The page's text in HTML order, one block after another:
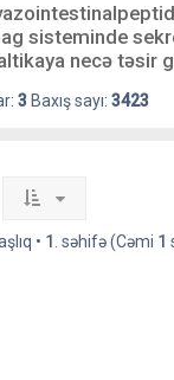
sisteminde
necə təsir
3 Baxış sayı: 3423
• 1 . səhifə (Cəmi 1